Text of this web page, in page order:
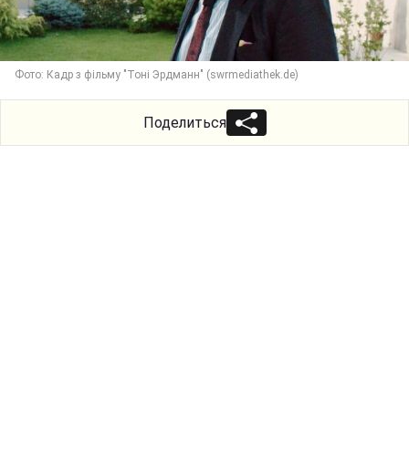
Фото: Кадр з фільму "Тоні Эрдманн" (swrmediathek.de)
Поделиться